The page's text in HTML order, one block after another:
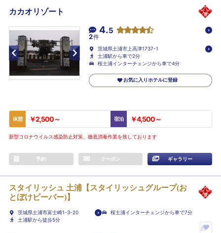
カカオリゾート
4.5
2件
茨城県土浦市上高津1737-1
土浦駅から車で2分
桜土浦インターチェンジから車で4分
お気に入りホテルに登録
休憩 ￥2,500～ 宿泊 ￥4,500～
新型コロナウイルス感染防止対策、徹底消毒作業を致しております
予約 クーポン ギャラリー
スタイリッシュ 土浦【スタイリッシュグループ(お
とぼけビーバー)】
茨城県土浦市富士崎1-3-20
桜土浦インターチェンジから車で7分
土浦駅から徒歩5分
お